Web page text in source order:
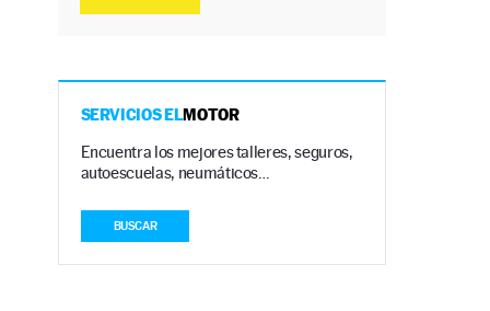
SERVICIOS ELMOTOR
Encuentra los mejores talleres, seguros,
autoescuelas, neumáticos…
BUSCAR